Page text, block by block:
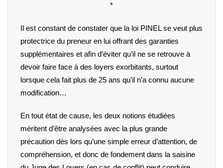
*
Il est constant de constater que la loi PINEL se veut plus
protectrice du preneur en lui offrant des garanties
supplémentaires et afin d’éviter qu’il ne se retrouve à
devoir faire face à des loyers exorbitants, surtout
lorsque cela fait plus de 25 ans qu’il n’a connu aucune
modification…
En tout état de cause, les deux notions étudiées
méritent d’être analysées avec la plus grande
précaution dès lors qu’une simple erreur d’attention, de
compréhension, et donc de fondement dans la saisine